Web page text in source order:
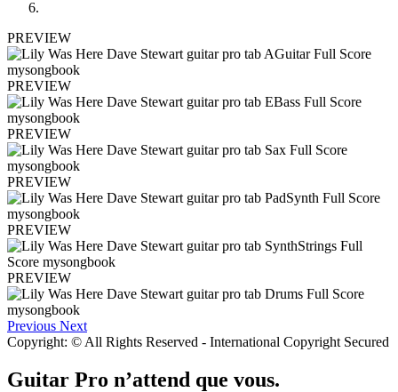
PREVIEW
PREVIEW
PREVIEW
PREVIEW
PREVIEW
PREVIEW
Previous Next
Copyright: © All Rights Reserved - International Copyright Secured
Guitar Pro n’attend que vous.